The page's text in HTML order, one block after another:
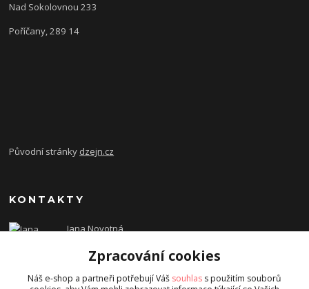
Nad Sokolovnou 233
Poříčany, 289 14
Původní stránky dzejn.cz
KONTAKTY
Jana Novotná
dzejn.n@email.cz
Zpracování cookies
Náš e-shop a partneři potřebují Váš souhlas s použitím souborů